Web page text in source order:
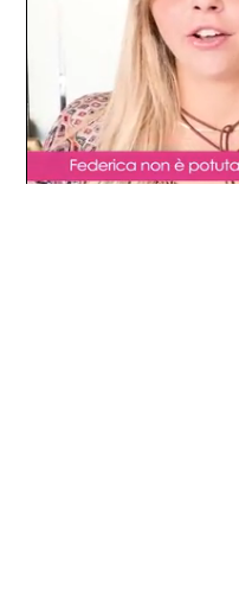
Unmute
Loaded:
0%
Progress:
0%